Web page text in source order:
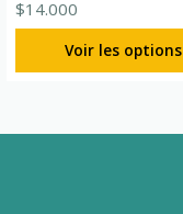
$14.000
Voir les options